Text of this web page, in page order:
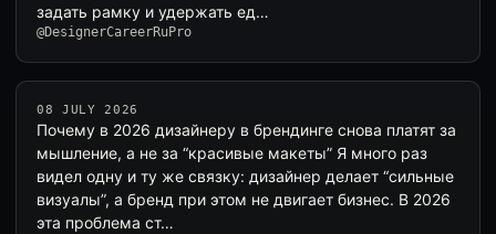
задать рамку и удержать ед…
@DesignerCareerRuPro
08 JULY 2026
Почему в 2026 дизайнеру в брендинге снова платят за
мышление, а не за “красивые макеты” Я много раз
видел одну и ту же связку: дизайнер делает “сильные
визуалы”, а бренд при этом не двигает бизнес. В 2026
эта проблема ст…